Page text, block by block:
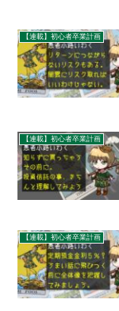
【連載】初心者卒業計画
【連載】初心者卒業計画
【連載】初心者卒業計画